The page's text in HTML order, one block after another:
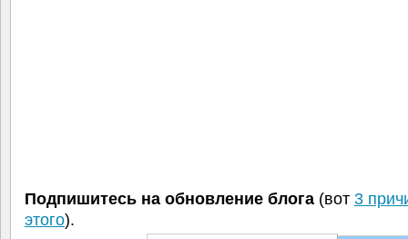
Подпишитесь на обновление блога (вот 3
этого).